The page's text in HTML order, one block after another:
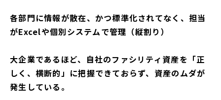
各部門に情報が散在、かつ標準化されてなく、担当
がExcelや個別システムで管理（縦割り）
大企業であるほど、自社のファシリティ資産を「正
しく、横断的」に把握できておらず、資産のムダが
発生している。